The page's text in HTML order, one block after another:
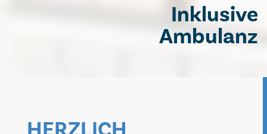
Inklusive
Ambulanz